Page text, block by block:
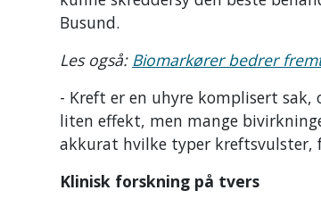
Busund.
Les også: Biomarkører bedrer
- Kreft er en uhyre komplisert
liten effekt, men mange
akkurat hvilke typer kreftsvulster,
Klinisk forskning på tvers